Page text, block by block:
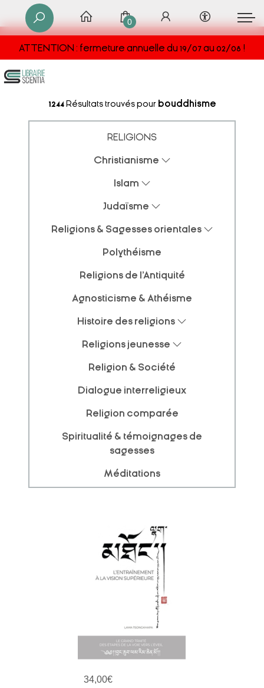
ATTENTION : fermeture annuelle du 19/07 au 02/08 !
0
1244 Résultats trouvés pour bouddhisme
RELIGIONS
Christianisme
Islam
Judaïsme
Religions & Sagesses orientales
Polythéisme
Religions de l'Antiquité
Agnosticisme & Athéisme
Histoire des religions
Religions jeunesse
Religion & Société
Dialogue interreligieux
Religion comparée
Spiritualité & témoignages de
sagesses
Méditations
34,00€